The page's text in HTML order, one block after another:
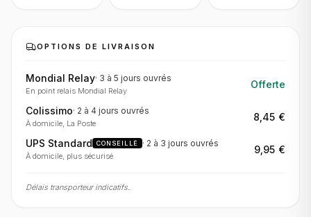
OPTIONS DE LIVRAISON
Mondial Relay· 3 à 5 jours ouvrés
En point relais Mondial Relay
Offerte
Colissimo· 2 à 4 jours ouvrés
À domicile, La Poste
8,45 €
UPS Standard CONSEILLÉ · 2 à 3 jours ouvrés
À domicile, plus sécurisé
9,95 €
Délais transporteur indicatifs.